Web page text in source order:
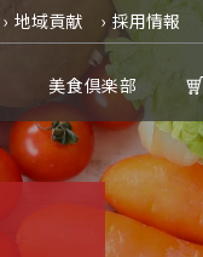
地域貢献 採用情報
美食倶楽部